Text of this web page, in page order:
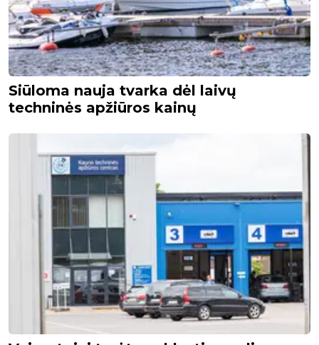
Siūloma nauja tvarka dėl laivų
techninės apžiūros kainų